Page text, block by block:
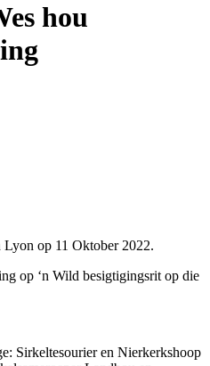
hou
op 11 Oktober 2022.
op ‘n Wild besigtigingsrit op die
Sirkeltesourier en Nierkerkshoop